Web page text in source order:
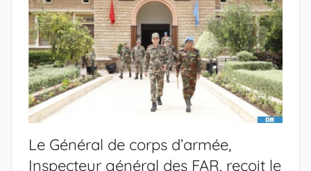
Le Général de corps d’armée,
Inspecteur général des FAR, reçoit le